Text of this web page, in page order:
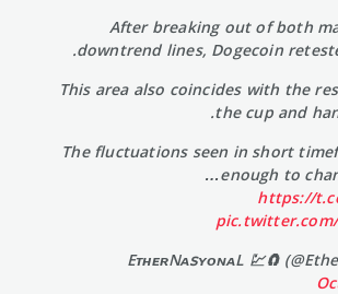
After breaking out of both
downtrend lines, Dogecoin
This area also coincides with the
the cup and
The fluctuations seen in short
enough to
https://
pic.twitter.com/